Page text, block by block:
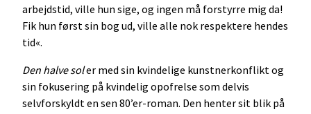
arbejdstid, ville hun sige, og ingen må forstyrre mig da!
Fik hun først sin bog ud, ville alle nok respektere hendes
tid«.
Den halve soler med sin kvindelige kunstnerkonflikt og
sin fokusering på kvindelig opofrelse som delvis
selvforskyldt en sen 80’er-roman. Den henter sit blik på